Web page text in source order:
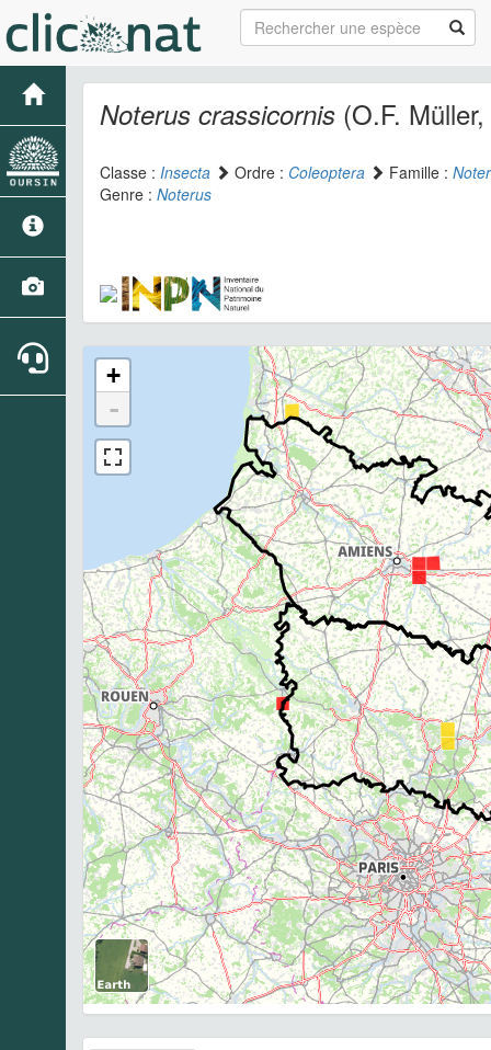
Noterus crassicornis (O.F.
Classe : Insecta Ordre : Coleoptera Famille :
Genre : Noterus
+
-